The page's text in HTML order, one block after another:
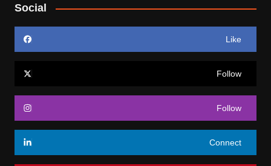
Social
Like
Follow
Follow
Connect